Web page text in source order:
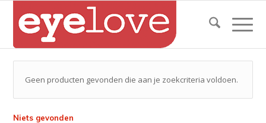
Geen producten gevonden die aan je zoekcriteria voldoen.
Niets gevonden